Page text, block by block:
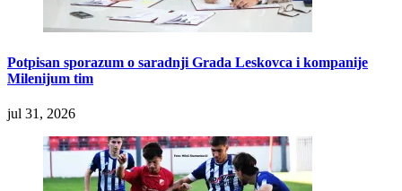
Potpisan sporazum o saradnji Grada Leskovca i kompanije
Milenijum tim
jul 31, 2026